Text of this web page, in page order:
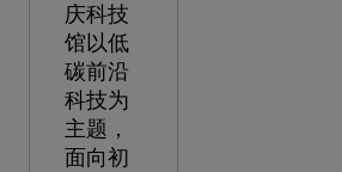
庆科技
馆以低
碳前沿
科技为
主题，
面向初